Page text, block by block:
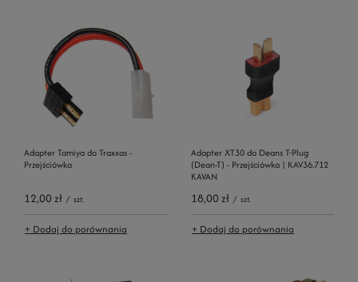
Adapter Tamiya do Traxxas -
Przejściówka
12,00 zł / szt.
+ Dodaj do porównania
Adapter XT30 do Deans T-Plug
(Dean-T) - Przejściówka | KAV36.712
KAVAN
18,00 zł / szt.
+ Dodaj do porównania